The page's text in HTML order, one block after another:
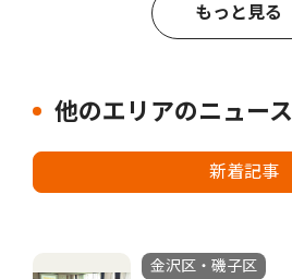
もっと見る
他のエリアのニュース
新着記事
金沢区・磯子区